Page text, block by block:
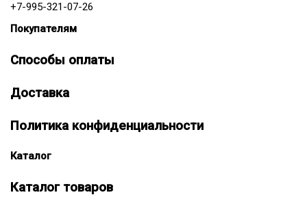
+7-995-321-07-26
Покупателям
Способы оплаты
Доставка
Политика конфиденциальности
Каталог
Каталог товаров